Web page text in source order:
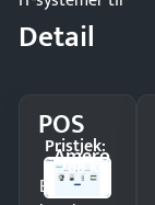
Detail
POS
Amero
Pristjek:
4.788 kr
Ekspedér